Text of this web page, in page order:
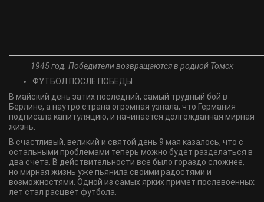
1945 год. Победители возвращаются в родной Томск
ФУТБОЛ ПОСЛЕ ПОБЕДЫ
В майский день затих последний, самый трудный бой в
Берлине, а наутро страна огромная узнала, что Германия
подписала капитуляцию, и начинается долгожданная мирная
жизнь.
В счастливый, великий и святой день 9 мая казалось, что с
остальными проблемами теперь можно будет разделаться в
два счета. В действительности все было гораздо сложнее,
но мирная жизнь уже пьянила своими радостями и
возможностями. Одной из самых ярких примет послевоенных
лет стал расцвет футбола.